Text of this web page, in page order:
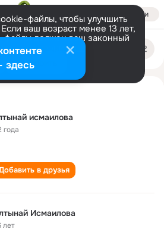
Войти
файлы, чтобы улучшить
ваш возраст менее 13 лет,
файлы должен ваш законный
информации
Настроить
исмаилова
года
в друзья
Исмаилова
лет
здесь